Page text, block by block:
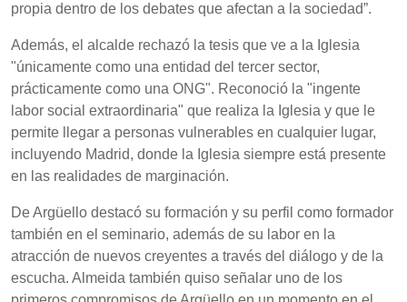
propia dentro de los debates que afectan a la sociedad”.
Además, el alcalde rechazó la tesis que ve a la Iglesia
"únicamente como una entidad del tercer sector,
prácticamente como una ONG". Reconoció la "ingente
labor social extraordinaria" que realiza la Iglesia y que le
permite llegar a personas vulnerables en cualquier lugar,
incluyendo Madrid, donde la Iglesia siempre está presente
en las realidades de marginación.
De Argüello destacó su formación y su perfil como formador
también en el seminario, además de su labor en la
atracción de nuevos creyentes a través del diálogo y de la
escucha. Almeida también quiso señalar uno de los